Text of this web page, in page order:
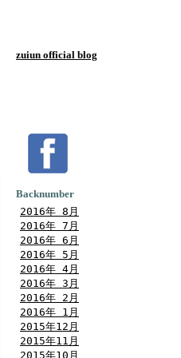
zuiun official blog
Backnumber
2016年 8月
2016年 7月
2016年 6月
2016年 5月
2016年 4月
2016年 3月
2016年 2月
2016年 1月
2015年12月
2015年11月
2015年10月